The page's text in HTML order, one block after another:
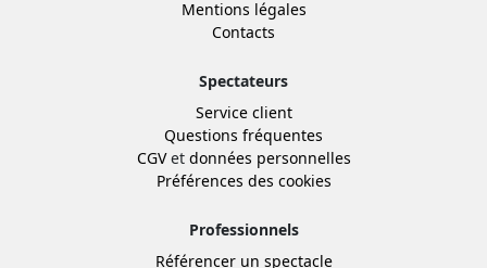
Mentions légales
Contacts
Spectateurs
Service client
Questions fréquentes
CGVet données personnelles
Préférences des cookies
Professionnels
Référencer un spectacle